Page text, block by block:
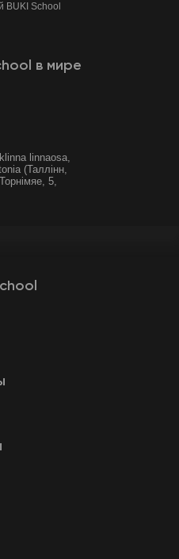
BUKI School
в мире
linnaosa,
(Таллінн,
5,